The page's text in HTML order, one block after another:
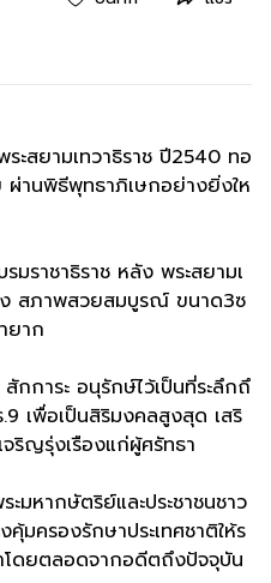
ะสยามเทวาธิราช ปี2540 ทอ
านพิธีพุทธาภิเษกอย่างยิ่งให
มราชาธิราช หลัง พระสยามเ
สภาพสวยสมบูรณ์ ขนาด3ซ
ยาก
การะ อนุรักษ์ไว้เป็นที่ระลึกถึ
เพื่อเป็นสิริมงคลสูงสุด เสริ
ริญรุ่งเรืองแก่ผู้ศรัทธา
ะมหากษัตริย์และประชาชนชาว
คุ้มครองรักษาประเทศชาติให้ร
ดยตลอดจากอดีตถึงปัจจุบัน